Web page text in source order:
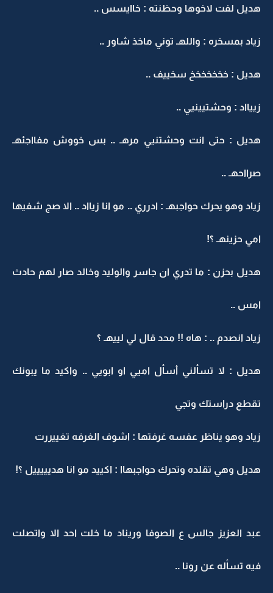
هديل لفت لاخوها وحظنته : خاايسس ..
زياد بمسخره : واللهـ توني ماخذ شاور ..
هديل : خخخخخخخ سخييف ..
زييااد : وحشتيينيي ..
هديل : حتى انت وحشتنيي مرهـ .. بس خووش مفااجئهـ
صرااحهـ ..
زياد وهو يحرك حواجبهـ : ادرري .. مو انا زيااد .. الا صج شفيها
امي حزينهـ ؟!
هديل بحزن : ما تدري ان جاسر والوليد وخالد صار لهم حادث
امس ..
زياد انصدم .. : هاه !! محد قال لي لييهـ ؟
هديل : لا تسألني أسأل اميي او ابويي .. واكيد ما يبونك
تقطع دراستك وتجي
زياد وهو يناظر عفسه غرفتها : اشوف الغرفه تغييررت
هديل وهي تقلده وتحرك حواجبهاا : اكييد مو انا هديييييل ؟!
عبد العزيز جالس ع الصوفا وريناد ما خلت احد الا واتصلت
فيه تسأله عن رونا ..